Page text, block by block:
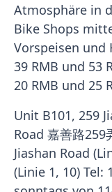
Atmosphäre in
Bike Shops
Vorspeisen und
39 RMB und 53
20 RMB und 25
Unit B101, 259
Road 嘉善路
Jiashan Road
(Linie 1, 10) Tel: